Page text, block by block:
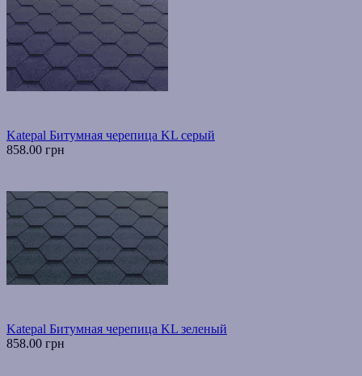
Katepal Битумная черепица KL серый
858.00 грн
Katepal Битумная черепица KL зеленый
858.00 грн